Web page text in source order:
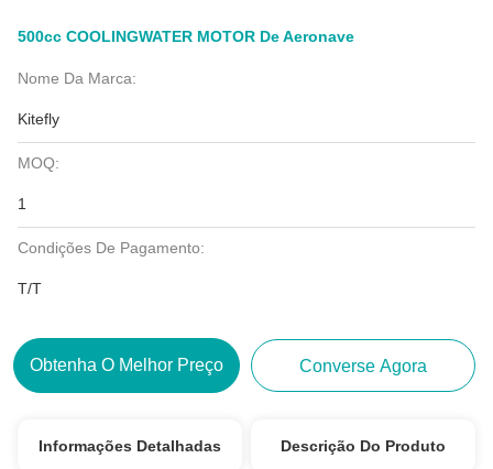
500cc COOLINGWATER MOTOR De Aeronave
Nome Da Marca:
Kitefly
MOQ:
1
Condições De Pagamento:
T/T
Obtenha O Melhor Preço Converse Agora
Informações Detalhadas Descrição Do Produto